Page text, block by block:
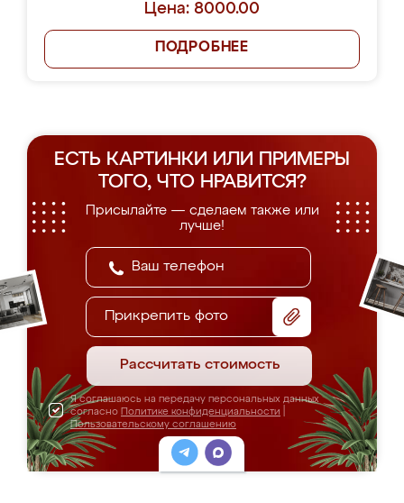
Цена: 8000.00
ПОДРОБНЕЕ
ЕСТЬ КАРТИНКИ ИЛИ ПРИМЕРЫ
ТОГО, ЧТО НРАВИТСЯ?
Присылайте — сделаем также или
лучше!
Прикрепить фото
Рассчитать стоимость
Я соглашаюсь на передачу персональных данных
согласно Политике конфиденциальности
Пользовательскому соглашению